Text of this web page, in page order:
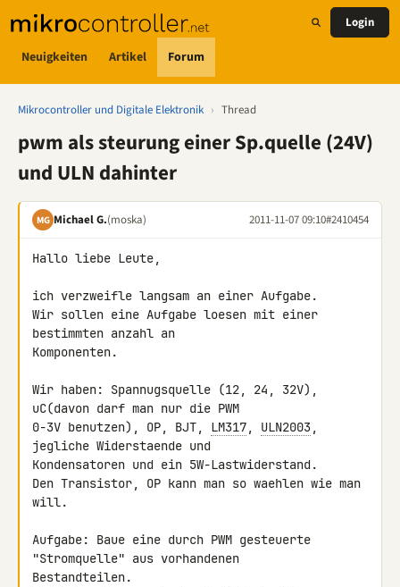
Neuigkeiten Artikel Forum
Login
Mikrocontroller und Digitale Elektronik › Thread
pwm als steurung einer Sp.quelle (24V)
und ULN dahinter
MG Michael G.(moska) 2011-11-07 09:10#2410454
Hallo liebe Leute,
ich verzweifle langsam an einer Aufgabe.
Wir sollen eine Aufgabe loesen mit einer
bestimmten anzahl an
Komponenten.
Wir haben: Spannugsquelle (12, 24, 32V),
uC(davon darf man nur die PWM
0-3V benutzen), OP, BJT, LM317, ULN2003,
jegliche Widerstaende und
Kondensatoren und ein 5W-Lastwiderstand.
Den Transistor, OP kann man so waehlen wie man
will.
Aufgabe: Baue eine durch PWM gesteuerte
"Stromquelle" aus vorhandenen
Bestandteilen.